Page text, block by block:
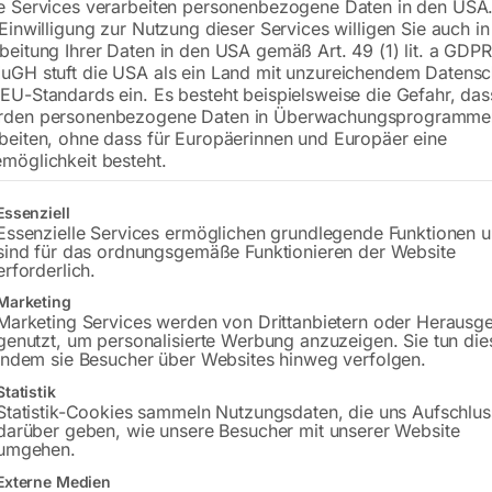
€ 19,20
inkl. MwSt. zzgl.Versandkosten
Lieferzeit:Versandbereit in KW 39/2026
Bitte beachten Sie: Die Versandkosten
In den
Sie haben
Gerne
Services verarbeiten personenbezogene Daten in den
zur Nutzung dieser Services willigen Sie auch
Ihrer Daten in den USA gemäß Art. 49 (1) lit. a
stuft die USA als ein Land mit unzureichendem
Standards ein. Es besteht beispielsweise die Gefahr,
personenbezogene Daten in
ohne dass für Europäerinnen und Europäer eine
besteht.
eine Liste der Service-Gruppen, für die eine Einwilligung erteilt
Services ermöglichen grundlegende Funktionen
für das ordnungsgemäße Funktionieren der Website
Services werden von Drittanbietern oder
um personalisierte Werbung anzuzeigen. Sie tun
sie Besucher über Websites hinweg verfolgen.
Cookies sammeln Nutzungsdaten, die uns
geben, wie unsere Besucher mit unserer Website
Medien